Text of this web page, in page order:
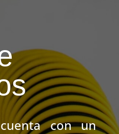
con un